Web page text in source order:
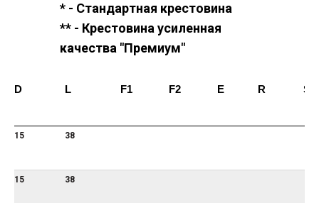
* - Стандартная крестовина
** - Крестовина усиленная
качества "Премиум"
D L F1 F2 E R S
15 38
15 38